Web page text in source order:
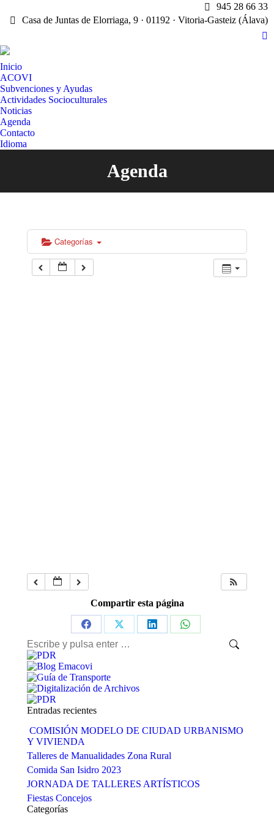
945 28 66 33
Casa de Juntas de Elorriaga, 9 · 01192 · Vitoria-Gasteiz (Álava)
X
Inicio
ACOVI
Subvenciones y Ayudas
Actividades Socioculturales
Noticias
Agenda
Contacto
Idioma
Agenda
Estás aquí:
Categorías
Compartir esta página
Share
on
Facebook
Share
on
Share
Share
Buscar:
Entradas recientes
COMISIÓN MODELO DE CIUDAD URBANISMO
Y VIVIENDA
Talleres de Manualidades Zona Rural
Comida San Isidro 2023
JORNADA DE TALLERES ARTÍSTICOS
Fiestas Concejos
Categorías